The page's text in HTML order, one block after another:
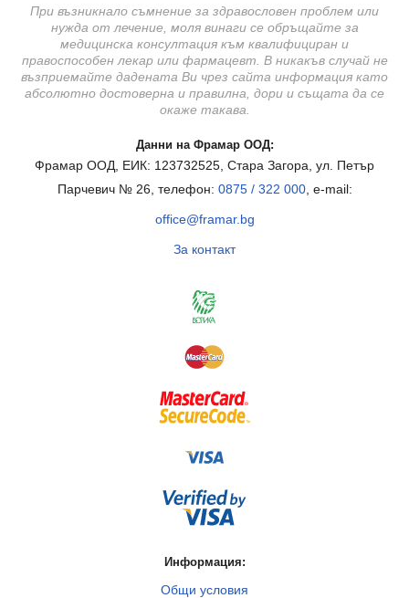
При възникнало съмнение за здравословен проблем или
нужда от лечение, моля винаги се обръщайте за
медицинска консултация към квалифициран и
правоспособен лекар или фармацевт. В никакъв случай не
възприемайте дадената Ви чрез сайта информация като
абсолютно достоверна и правилна, дори и същата да се
окаже такава.
Данни на Фрамар ООД:
Фрамар ООД, ЕИК: 123732525, Стара Загора, ул. Петър
Парчевич № 26, телефон: 0875 / 322 000, e-mail:
office@framar.bg
За контакт
Информация:
Общи условия